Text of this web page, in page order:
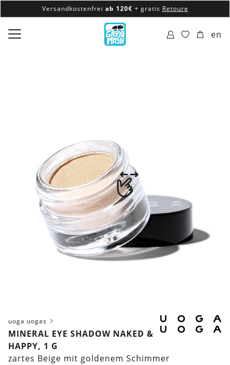
Versandkostenfrei ab 120€ + gratis Retoure
100% veganes & fair produziertes Sortiment
Versandkostenfrei ab 120€
en
uoga uogas
MINERAL EYE SHADOW NAKED &
HAPPY, 1 G
zartes Beige mit goldenem Schimmer